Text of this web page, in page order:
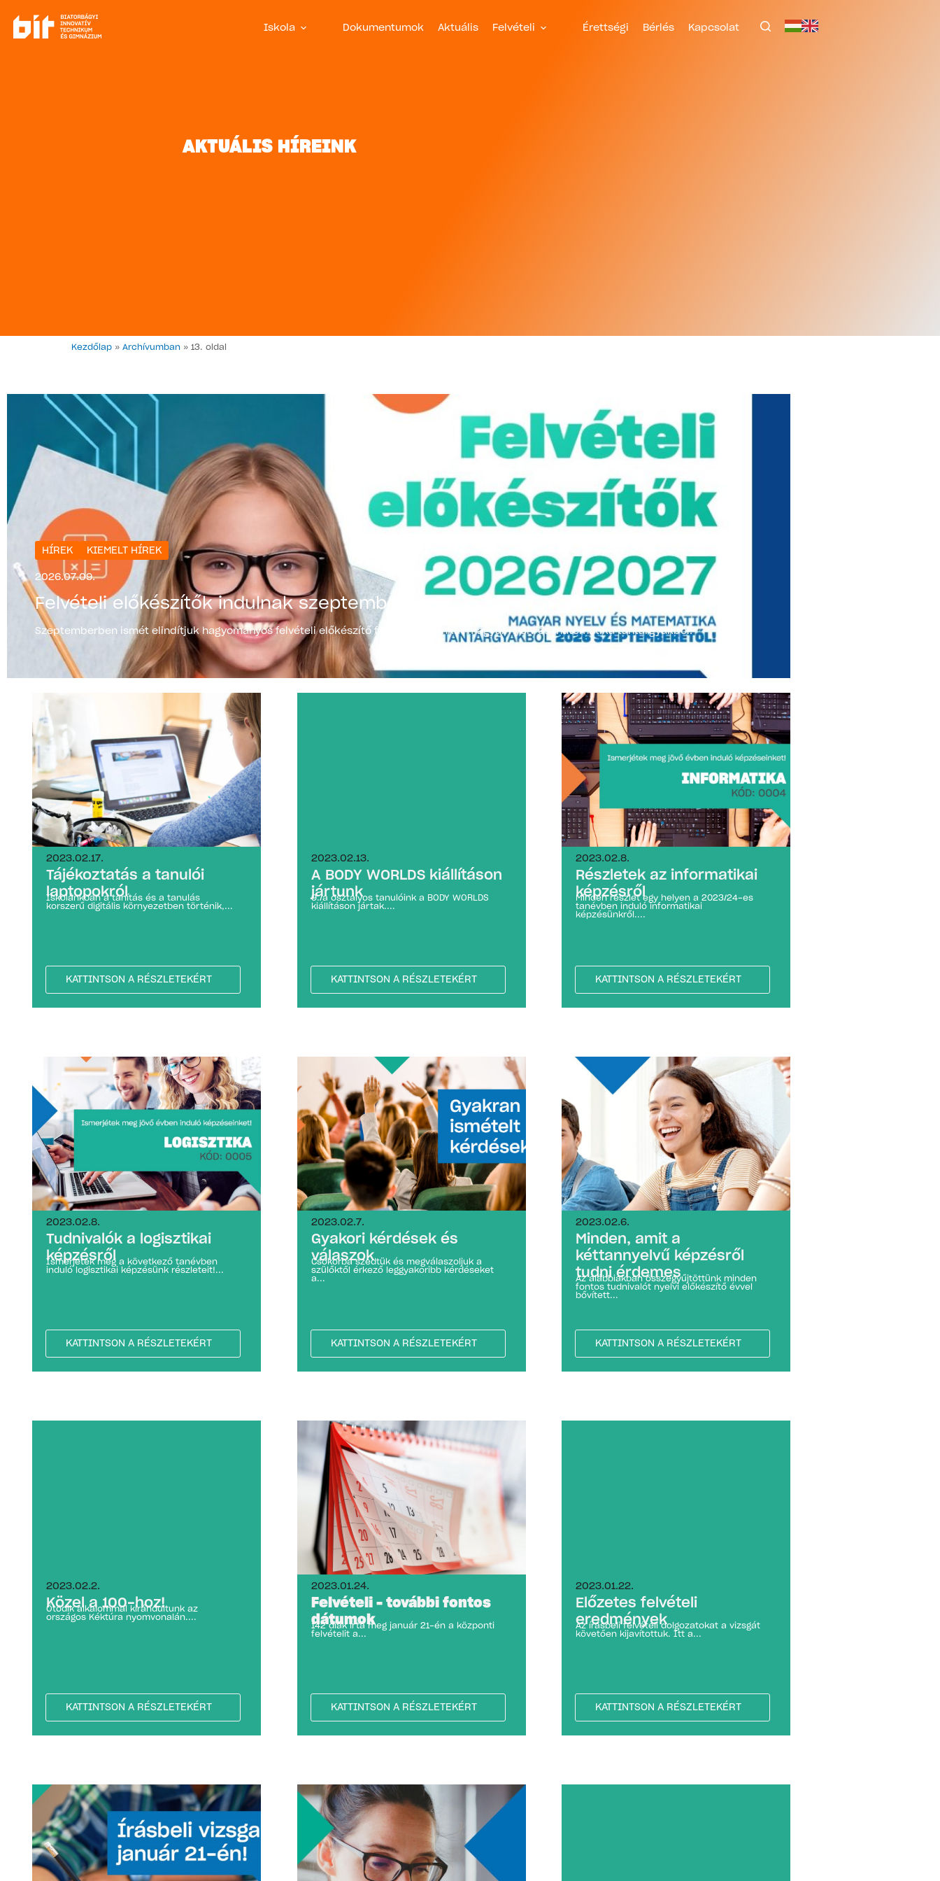
Iskola Dokumentumok Aktuális Felvételi Érettségi Bérlés Kapcsolat
AKTUÁLIS HÍREINK
Kezdőlap » Archívumban » 13. oldal
HÍREK KIEMELT HÍREK
2026.07.09.
Felvételi előkészítők indulnak szeptemberben!
Szeptemberben ismét elindítjuk hagyományos felvételi előkészítő foglalkozásainkat magyar nyelv és matematika tantárgyakból.
2023.02.17.
Tájékoztatás a tanulói
laptopokról
Iskolánkban a tanítás és a tanulás
korszerű digitális környezetben történik,...
KATTINTSON A RÉSZLETEKÉRT
2023.02.13.
A BODY WORLDS kiállításon
jártunk
9./a osztályos tanulóink a BODY WORLDS
kiállításon jártak....
KATTINTSON A RÉSZLETEKÉRT
2023.02.8.
Részletek az informatikai
képzésről
Minden részlet egy helyen a 2023/24-es
tanévben induló informatikai
képzésünkről....
KATTINTSON A RÉSZLETEKÉRT
2023.02.8.
Tudnivalók a logisztikai
képzésről
Ismerjétek meg a következő tanévben
induló logisztikai képzésünk részleteit!...
KATTINTSON A RÉSZLETEKÉRT
2023.02.7.
Gyakori kérdések és
válaszok
Csokorba szedtük és megválaszoljuk a
szülőktől érkező leggyakoribb kérdéseket
a...
KATTINTSON A RÉSZLETEKÉRT
2023.02.6.
Minden, amit a
kéttannyelvű képzésről
tudni érdemes
Az alábbiakban összegyűjtöttünk minden
fontos tudnivalót nyelvi előkészítő évvel
bővített...
KATTINTSON A RÉSZLETEKÉRT
2023.02.2.
Közel a 100-hoz!
Ötödik alkalommal kirándultunk az
országos Kéktúra nyomvonalán....
KATTINTSON A RÉSZLETEKÉRT
2023.01.24.
Felvételi – további fontos
dátumok
142 diák írta meg január 21-én a központi
felvételit a...
KATTINTSON A RÉSZLETEKÉRT
2023.01.22.
Előzetes felvételi
eredmények
Az írásbeli felvételi dolgozatokat a vizsgát
követően kijavítottuk. Itt a...
KATTINTSON A RÉSZLETEKÉRT